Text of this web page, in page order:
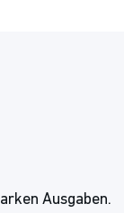
Ausgaben.